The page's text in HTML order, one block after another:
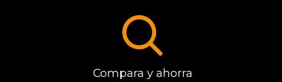
Compara y ahorra